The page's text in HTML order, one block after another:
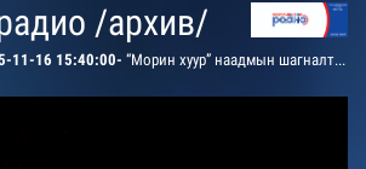
/архив/
11-16 15:40:00- “Морин хуур” наадмын шагналт дуунаас